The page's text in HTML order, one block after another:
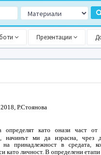
Презентации
Р.Стоянова
определят като онази част от
ми да израсна, чрез
принадлежност в средата,
като личност. В определени